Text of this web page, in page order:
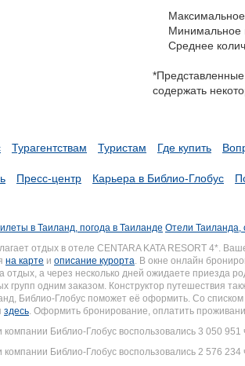
navigate
through
items
a
series.
Минимальное
Среднее
содержать
Турагентствам Туристам Где купить
Пресс-центр Карьера в Библио-Глобус
в Таиланд, погода в Таиланде Отели Таиланда,
отдых в отеле CENTARA KATA RESORT 4*.
на карте и описание курорта. В окне онлайн
отдых, а через несколько дней ожидаете приезда
групп одним заказом. Конструктор путешествия
Библио-Глобус поможет её оформить. Со
здесь. Оформить бронирование, оплатить
компании Библио-Глобус воспользовались 3 050 951
компании Библио-Глобус воспользовались 2 576 234